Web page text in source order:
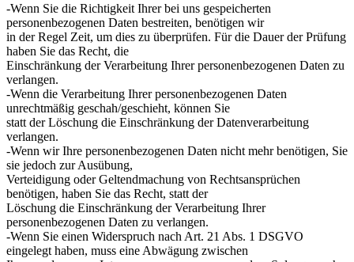
-Wenn Sie die Richtigkeit Ihrer bei uns gespeicherten
personenbezogenen Daten bestreiten, benötigen wir
in der Regel Zeit, um dies zu überprüfen. Für die Dauer der Prüfung
haben Sie das Recht, die
Einschränkung der Verarbeitung Ihrer personenbezogenen Daten zu
verlangen.
-Wenn die Verarbeitung Ihrer personenbezogenen Daten
unrechtmäßig geschah/geschieht, können Sie
statt der Löschung die Einschränkung der Datenverarbeitung
verlangen.
-Wenn wir Ihre personenbezogenen Daten nicht mehr benötigen, Sie
sie jedoch zur Ausübung,
Verteidigung oder Geltendmachung von Rechtsansprüchen
benötigen, haben Sie das Recht, statt der
Löschung die Einschränkung der Verarbeitung Ihrer
personenbezogenen Daten zu verlangen.
-Wenn Sie einen Widerspruch nach Art. 21 Abs. 1 DSGVO
eingelegt haben, muss eine Abwägung zwischen